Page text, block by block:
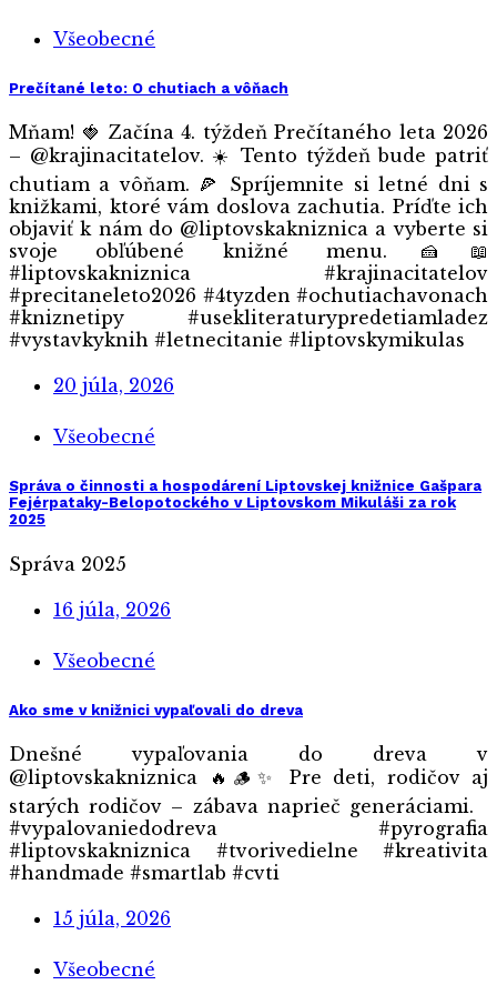
Všeobecné
Prečítané leto: O chutiach a vôňach
Mňam! 🍓 Začína 4. týždeň Prečítaného leta 2026
– @krajinacitatelov. ☀️ Tento týždeň bude patriť
chutiam a vôňam. 🍕 Spríjemnite si letné dni s
knižkami, ktoré vám doslova zachutia. Príďte ich
objaviť k nám do @liptovskakniznica a vyberte si
svoje obľúbené knižné menu.🍰📖
#liptovskakniznica #krajinacitatelov
#precitaneleto2026 #4tyzden #ochutiachavonach
#kniznetipy #usekliteraturypredetiamladez
#vystavkyknih #letnecitanie #liptovskymikulas
20 júla, 2026
Všeobecné
Správa o činnosti a hospodárení Liptovskej knižnice Gašpara
Fejérpataky-Belopotockého v Liptovskom Mikuláši za rok
2025
Správa 2025
16 júla, 2026
Všeobecné
Ako sme v knižnici vypaľovali do dreva
Dnešné vypaľovania do dreva v
@liptovskakniznica 🔥🪵✨ Pre deti, rodičov aj
starých rodičov – zábava naprieč generáciami.
#vypalovaniedodreva #pyrografia
#liptovskakniznica #tvorivedielne #kreativita
#handmade #smartlab #cvti
15 júla, 2026
Všeobecné